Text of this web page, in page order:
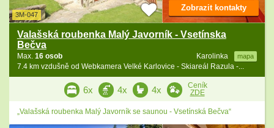
3M-047
Valašská roubenka Malý Javorník - Vsetínska
Bečva
Karolinka mapa
Max. 16 osob
7.4 km vzdušně od Webkamera Velké Karlovice - Skiareál Razula -...
Zobrazit kontakty
6x 4x 4x
Ceník
ZDE
„Valašská roubenka Malý Javorník se saunou - Vsetínská Bečva“